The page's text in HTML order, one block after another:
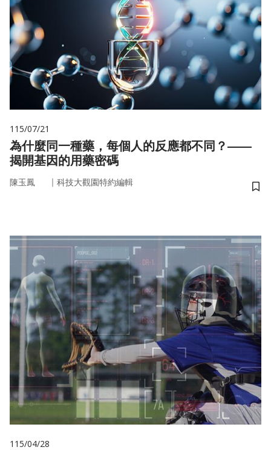
115/07/21
為什麼同一種藥，每個人的反應都不同？——
揭開基因的用藥密碼
陳玉鳳 ｜ 科技大觀園特約編輯
儲
115/04/28